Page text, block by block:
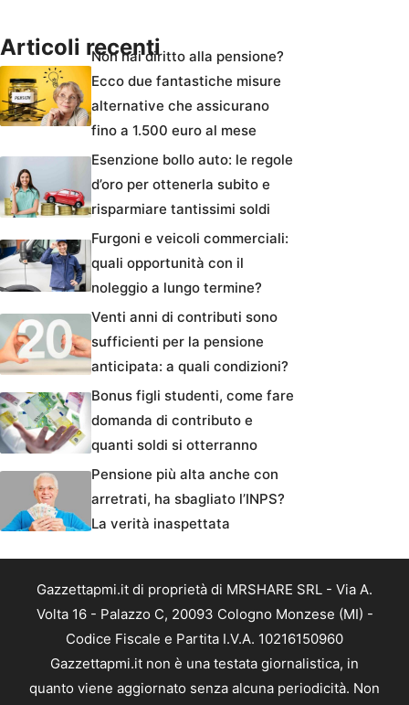
Articoli recentiNon hai diritto alla pensione?
Ecco due fantastiche misure
alternative che assicurano
fino a 1.500 euro al mese
Esenzione bollo auto: le regole
d’oro per ottenerla subito e
risparmiare tantissimi soldi
Furgoni e veicoli commerciali:
quali opportunità con il
noleggio a lungo termine?
Venti anni di contributi sono
sufficienti per la pensione
anticipata: a quali condizioni?
Bonus figli studenti, come fare
domanda di contributo e
quanti soldi si otterranno
Pensione più alta anche con
arretrati, ha sbagliato l’INPS?
La verità inaspettata
Gazzettapmi.it di proprietà di MRSHARE SRL - Via A.
Volta 16 - Palazzo C, 20093 Cologno Monzese (MI) -
Codice Fiscale e Partita I.V.A. 10216150960
Gazzettapmi.it non è una testata giornalistica, in
quanto viene aggiornato senza alcuna periodicità. Non